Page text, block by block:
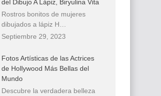
del Dibujo A Lápiz, Biryulina Vita
Rostros bonitos de mujeres
dibujados a lápiz H…
Septiembre 29, 2023
Fotos Artísticas de las Actrices
de Hollywood Más Bellas del
Mundo
Descubre la verdadera belleza